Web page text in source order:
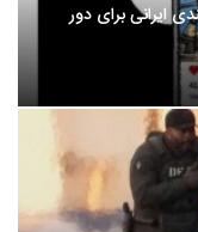
ایرانی برای دور